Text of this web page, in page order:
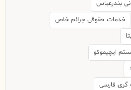
بندرعباس
خدمات حقوقی جرائم خاص
ایچیموکو
گری فارسی